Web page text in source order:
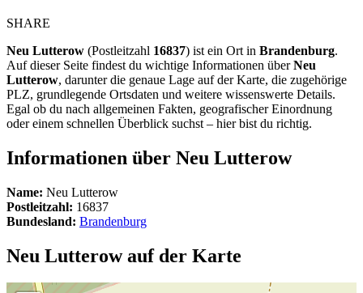
SHARE
Neu Lutterow (Postleitzahl 16837) ist ein Ort in Brandenburg.
Auf dieser Seite findest du wichtige Informationen überNeu
Lutterow, darunter die genaue Lage auf der Karte, die zugehörige
PLZ, grundlegende Ortsdaten und weitere wissenswerte Details.
Egal ob du nach allgemeinen Fakten, geografischer Einordnung
oder einem schnellen Überblick suchst – hier bist du richtig.
Informationen über Neu Lutterow
Name: Neu Lutterow
Postleitzahl: 16837
Bundesland: Brandenburg
Neu Lutterow auf der Karte